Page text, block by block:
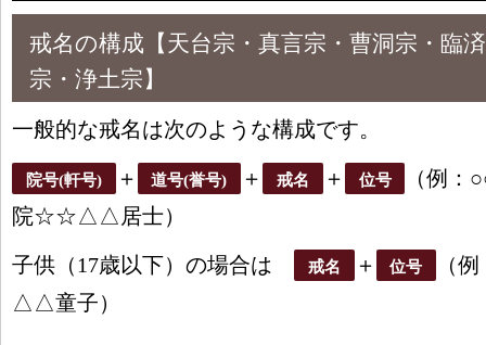
戒名の構成【天台宗・真言宗・曹洞宗・臨済
宗・浄土宗】
一般的な戒名は次のような構成です。
院号(軒号) ＋ 道号(誉号) ＋ 戒名 ＋ 位号
（例：
院☆☆△△居士）
子供（17歳以下）の場合は 戒名 ＋ 位号
（
△△童子）